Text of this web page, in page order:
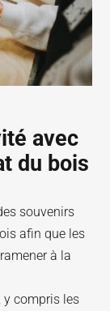
avec
du bois
souvenirs
afin que les
à la
y compris les